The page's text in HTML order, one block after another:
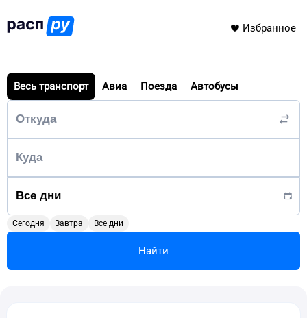
Избранное
Весь транспорт Авиа Поезда Автобусы
Сегодня Завтра Все дни
Найти